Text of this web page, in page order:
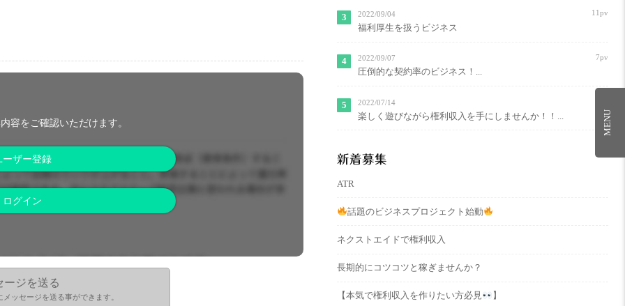
容をご確認いただけます。
ザー登録
ログイン
ージを送る
ッセージを送る事ができます。
2022/09/04 11pv
福利厚生を扱うビジネス
2022/09/07 7pv
圧倒的な契約率のビジネス！...
2022/07/14
楽しく遊びながら権利収入を手にしませんか！！...
新着募集
ATR
話題のビジネスプロジェクト始動
ネクストエイドで権利収入
長期的にコツコツと稼ぎませんか？
【本気で権利収入を作りたい方必見 】
MENU